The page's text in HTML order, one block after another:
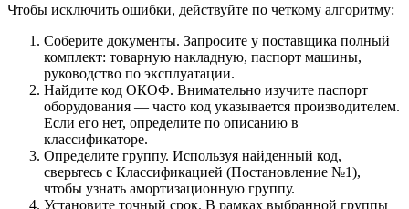
Чтобы исключить ошибки, действуйте по четкому алгоритму:
Соберите документы. Запросите у поставщика полный
комплект: товарную накладную, паспорт машины,
руководство по эксплуатации.
Найдите код ОКОФ. Внимательно изучите паспорт
оборудования — часто код указывается производителем.
Если его нет, определите по описанию в
классификаторе.
Определите группу. Используя найденный код,
сверьтесь с Классификацией (Постановление №1),
чтобы узнать амортизационную группу.
Установите точный срок. В рамках выбранной группы